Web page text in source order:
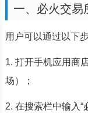
一、必火交易
用户可以通过以下
1. 打开手机应用商
场）；
2. 在搜索栏中输入“